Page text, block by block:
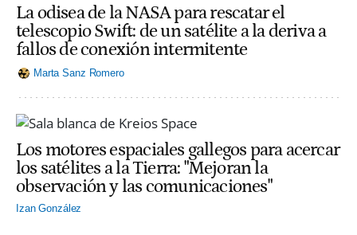
La odisea de la NASA para rescatar el
telescopio Swift: de un satélite a la deriva a
fallos de conexión intermitente
Marta Sanz Romero
Los motores espaciales gallegos para acercar
los satélites a la Tierra: "Mejoran la
observación y las comunicaciones"
Izan González